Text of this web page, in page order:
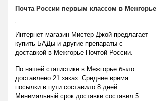
Почта России первым классом в Межгорье
Интернет магазин Мистер Джой предлагает
купить БАДы и другие препараты с
доставкой в Межгорье Почтой России.
По нашей статистике в Межгорье было
доставлено 21 заказ. Среднее время
посылки в пути составило 8 дней.
Минимальный срок доставки составил 5